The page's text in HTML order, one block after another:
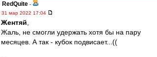
RedQuite -
31 мар 2022 17:04
Жентяй
Жаль, не смогли удержать хотя бы на пару
месяцев. А так - кубок подвисает...((